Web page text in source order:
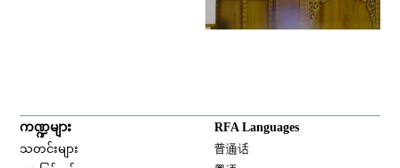
ကဏ္ဍများ
သတင်းများ
RFA Languages
普通话